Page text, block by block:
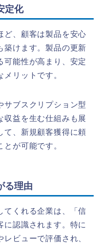
定化
ど、顧客は製品を安心
築けます。製品の更新
可能性が高まり、安定
リットです。
サブスクリプション型
収益を生む仕組みも展
て、新規顧客獲得に頼
が可能です。
る理由
てくれる企業は、「信
に認識されます。特に
ビューで評価され、